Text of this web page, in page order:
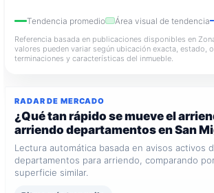
Tendencia promedio Área visual de tendencia
Referencia basada en publicaciones disponibles en
valores pueden variar según ubicación exacta, estado,
terminaciones y características del inmueble.
RADAR DE MERCADO
¿Qué tan rápido se mueve el
arriendo departamentos en San
Lectura automática basada en avisos activos
departamentos para arriendo, comparando
superficie similar.